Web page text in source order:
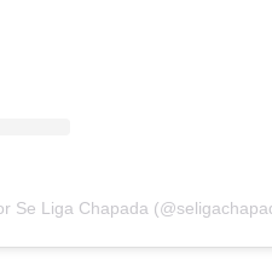
Se Liga Chapada